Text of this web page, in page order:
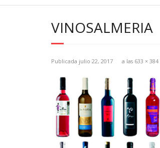
VINOSALMERIA
Publicada julio 22, 2017 a las 633 × 384